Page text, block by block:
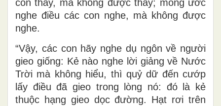
con thấy, mà không được thấy; mong ước
nghe điều các con nghe, mà không được
nghe.
“Vậy, các con hãy nghe dụ ngôn về người
gieo giống: Kẻ nào nghe lời giảng về Nước
Trời mà không hiểu, thì quỷ dữ đến cướp
lấy điều đã gieo trong lòng nó: đó là kẻ
thuộc hạng gieo dọc đường. Hạt rơi trên